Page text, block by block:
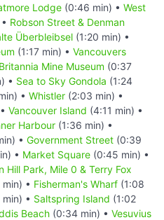
Lodge (0:46 min) • West
Robson Street & Denman
Überbleibsel (1:20 min) •
(1:17 min) • Vancouvers
Britannia Mine Museum (0:37
• Sea to Sky Gondola (1:24
• Whistler (2:03 min) •
Vancouver Island (4:11 min) •
Harbour (1:36 min) •
• Government Street (0:39
• Market Square (0:45 min) •
Hill Park, Mile 0 & Terry Fox
• Fisherman's Wharf (1:08
• Saltspring Island (1:02
Beach (0:34 min) • Vesuvius